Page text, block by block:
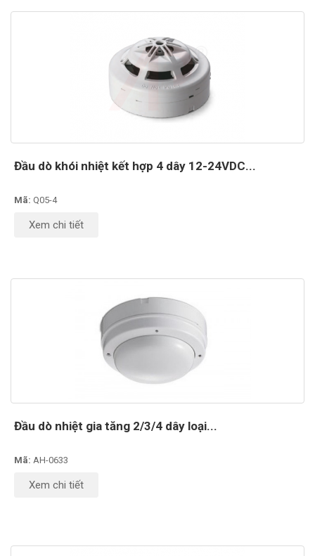
Đầu dò khói nhiệt kết hợp 4 dây 12-24VDC...
Mã: Q05-4
Xem chi tiết
Đầu dò nhiệt gia tăng 2/3/4 dây loại...
Mã: AH-0633
Xem chi tiết